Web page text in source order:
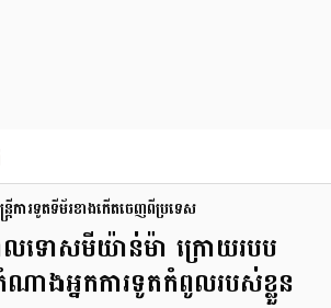
ការទូតទីម័រខាងកើតចេញពីប្រទេស
លទោសមីយ៉ាន់ម៉ា ក្រោយរបប
ាងអ្នកការទូតកំពូលរបស់ខ្លួន